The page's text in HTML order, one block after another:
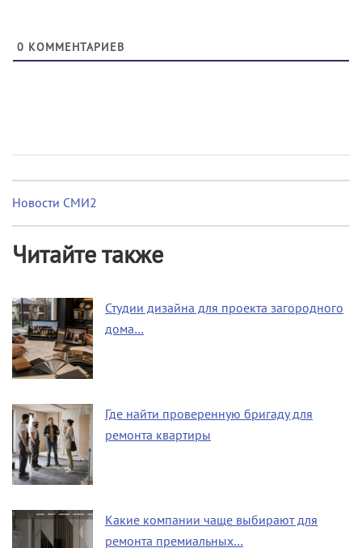
0 КОММЕНТАРИЕВ
Новости СМИ2
Читайте также
Студии дизайна для проекта загородного
дома…
Где найти проверенную бригаду для
ремонта квартиры
Какие компании чаще выбирают для
ремонта премиальных…